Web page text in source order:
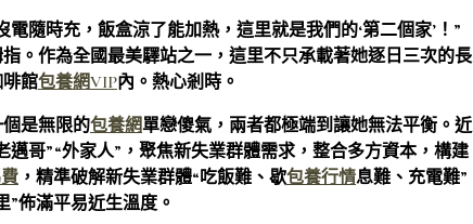
隨時充，飯盒涼了能加熱，這里就是我們的‘第二個家’！”
。作為全國最美驛站之一，這里不只承載著她逐日三次的長
館包養網VIP內。熱心剎時。
是無限的包養網單戀傻氣，兩者都極端到讓她無法平衡。近
哥”“外家人”，聚焦新失業群體需求，整合多方資本，構建
，精準破解新失業群體“吃飯難、歇包養行情息難、充電難”
佈滿平易近生溫度。